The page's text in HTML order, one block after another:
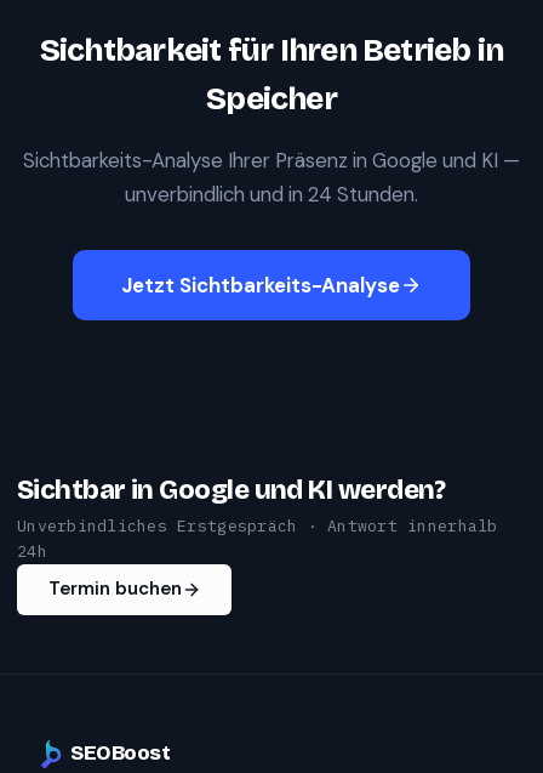
Sichtbarkeit für Ihren Betrieb in
Speicher
Sichtbarkeits-Analyse Ihrer Präsenz in Google und KI —
unverbindlich und in 24 Stunden.
Jetzt Sichtbarkeits-Analyse
Sichtbar in Google und KI werden?
Unverbindliches Erstgespräch · Antwort innerhalb
24h
Termin buchen
SEOBoost